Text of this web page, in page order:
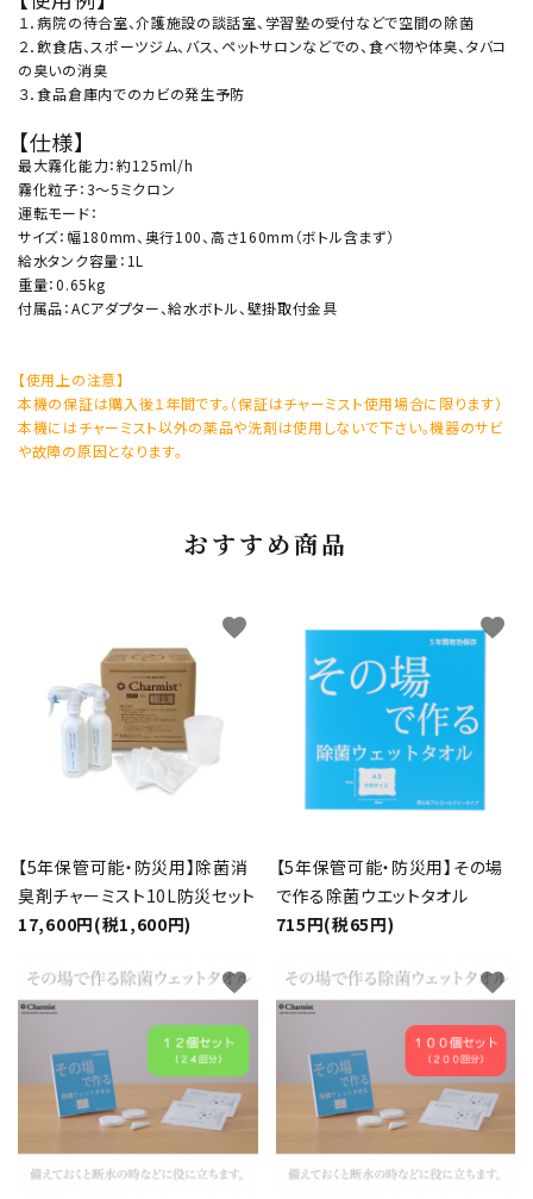
１．病院の待合室、介護施設の談話室、学習塾の受付などで空間の除菌
２．飲食店、スポーツジム、バス、ペットサロンなどでの、食べ物や体臭、タバコ
の臭いの消臭
３．食品倉庫内でのカビの発生予防
【仕様】
最大霧化能力：約125ml/h
霧化粒子：3～5ミクロン
運転モード：
サイズ：幅180mm、奥行100、高さ160mm（ボトル含まず）
給水タンク容量：1L
重量：0.65kg
付属品：ACアダプター、給水ボトル、壁掛取付金具
【使用上の注意】
本機の保証は購入後１年間です。（保証はチャーミスト使用場合に限ります）
本機にはチャーミスト以外の薬品や洗剤は使用しないで下さい。機器のサビ
や故障の原因となります。
おすすめ商品
【5年保管可能・防災用】除菌消
臭剤チャーミスト10L防災セット
17,600円(税1,600円)
favorite
【5年保管可能・防災用】その場
で作る除菌ウエットタオル
715円(税65円)
favorite
favorite favorite